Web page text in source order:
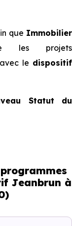
que Immobilier
les projets
avec le dispositif
Statut du
ne se
les logements
et toutes les
Jeanbrun à